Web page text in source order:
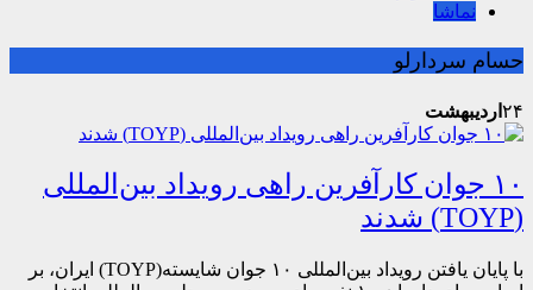
نماشا
حسام سردارلو
۲۴ اردیبهشت
۱۰ جوان کارآفرین راهی رویداد بین‌المللی
(TOYP) شدند
با پایان یافتن رویداد بین‌المللی ۱۰ جوان شایسته(TOYP) ایران، بر